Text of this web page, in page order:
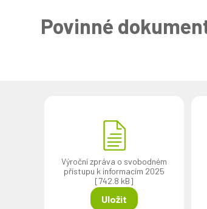
Povinné
Výroční zpráva o svobodném
přístupu k informacím 2025
[742.8 kB]
Uložit